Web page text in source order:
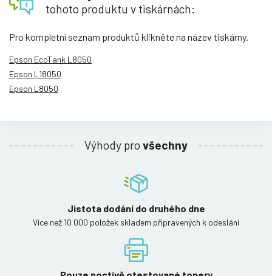
tohoto produktu v tiskárnách:
Pro kompletní seznam produktů klikněte na název tiskárny.
Epson EcoTank L8050
Epson L18050
Epson L8050
Výhody pro všechny
Jistota dodání do druhého dne
Více než 10 000 položek skladem připravených k odeslání